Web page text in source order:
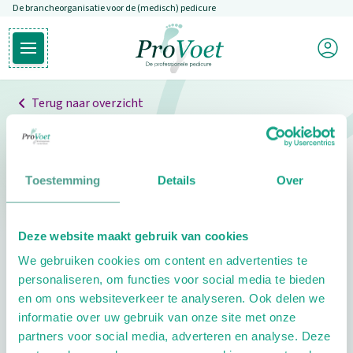
Toestemming Details Over
Deze website maakt gebruik van cookies
We gebruiken cookies om content en advertenties te
personaliseren, om functies voor social media te bieden
en om ons websiteverkeer te analyseren. Ook delen we
informatie over uw gebruik van onze site met onze
partners voor social media, adverteren en analyse. Deze
Overslaan en naar de inhoud gaan
De brancheorganisatie voor de (medisch) pedicure
Open hoofdmenu
Ga naar de homepagina
Mijn
Terug naar overzicht
Professionals
Pedicure niet gevonden
pedicure.